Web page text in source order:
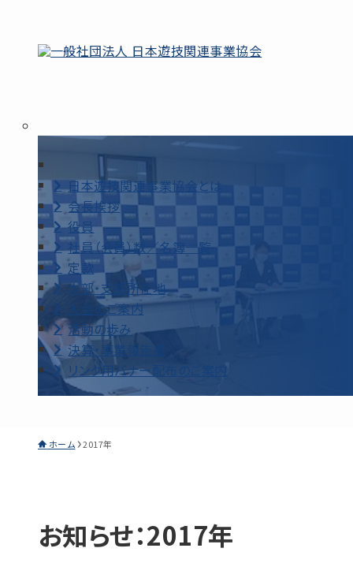
日本遊技関連事業協会とは
会長挨拶
役員
社員（会員）数／名簿一覧
定款
本部・支部所在地
入会のご案内
活動の歩み
決算・事業報告書
リンク用バナー配布のご案内
ホーム 2017年
お知らせ：2017年